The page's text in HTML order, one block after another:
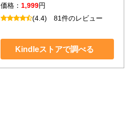
価格： 1,999円
(4.4) 81件のレビュー
Kindleストアで調べる